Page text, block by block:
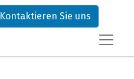
Kontaktieren Sie uns